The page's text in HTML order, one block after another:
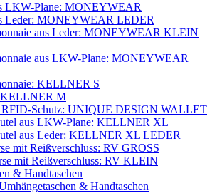
LKW-Plane: MONEYWEAR
Leder: MONEYWEAR LEDER
aus Leder: MONEYWEAR KLEIN
aus LKW-Plane: MONEYWEAR
KELLNER S
KELLNER M
RFID-Schutz: UNIQUE DESIGN WALLET
aus LKW-Plane: KELLNER XL
aus Leder: KELLNER XL LEDER
mit Reißverschluss: RV GROSS
mit Reißverschluss: RV KLEIN
& Handtaschen
& Handtaschen